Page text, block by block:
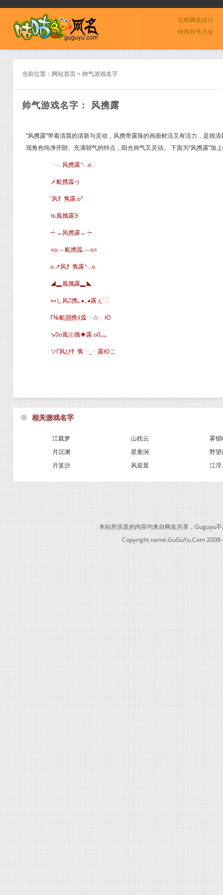
在线网名设计
特殊符号大全
当前位置： 网站首页> 帅气游戏名字
帅气游戏名字： 风携露
“风携露”带着清晨的清新与灵动，风携带露珠的画面鲜活又有活力，是很
现角色纯净开朗、充满朝气的特点，阳光帅气又灵动。 下面为“风携露”加
╰╮风携露↖.o
メ颩携虂ヮ
′风扌隽露.o°
℡風攜露Э
┽→风携露←┾
○o.︵颩携虂.︵o○
o.↗风扌隽露↖.o
◢▂風攜露▂◣
»»し风携｡◕‿◕露ぇ⿹
Г№颩▦携∮虂╰☆╮Ю
↘0o風㊣攜◈露.o0灬
ツГ风ぴ扌隽╰_╯露Юこ
⚫ 相关游戏名字
江载梦 山枕云
雾锁
月沉渊
星垂涧
野望
月笼沙
风迎晨 江浮
本站所涉及的内容均来自网友共享，Guguyu
Copyright name.GuGuYu.Com